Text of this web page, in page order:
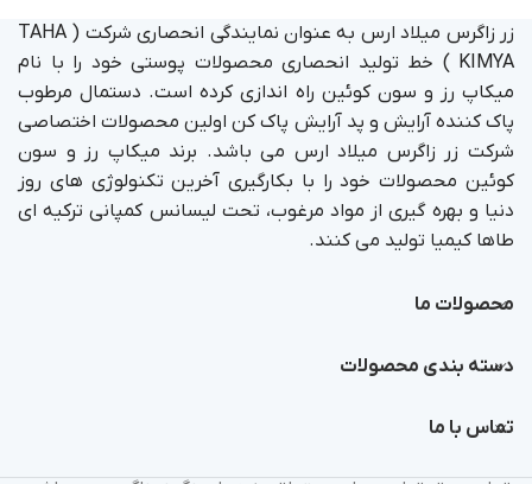
زر زاگرس میلاد ارس به عنوان نمایندگی انحصاری شرکت ( TAHA
KIMYA ) خط تولید انحصاری محصولات پوستی خود را با نام
میکاپ رز و سون کوئین راه اندازی کرده است. دستمال مرطوب
پاک کننده آرایش و پد آرایش پاک کن اولین محصولات اختصاصی
شرکت زر زاگرس میلاد ارس می باشد. برند میکاپ رز و سون
کوئین محصولات خود را با بکارگیری آخرین تکنولوژی های روز
دنیا و بهره گیری از مواد مرغوب، تحت لیسانس کمپانی ترکیه ای
طاها کیمیا تولید می کنند.
محصولات ما
دسته بندی محصولات
تماس با ما